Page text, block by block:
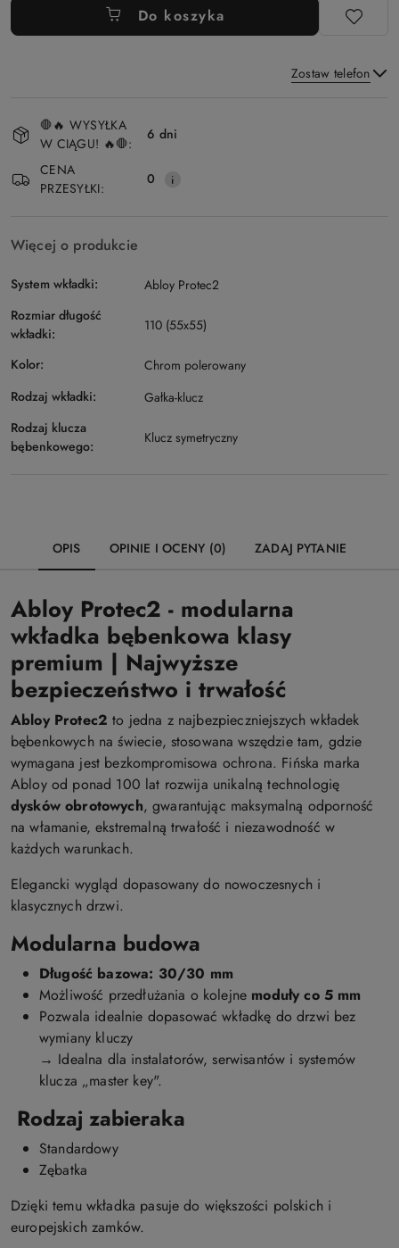
Do koszyka
Zostaw telefon
i
dostawa
🛑🔥 WYSYŁKA
W CIĄGU! 🔥🛑:
6 dni
CENA
PRZESYŁKI:
0
Więcej o produkcie
System wkładki:
Abloy Protec2
Rozmiar długość
wkładki:
110 (55x55)
Kolor:
Chrom polerowany
Rodzaj wkładki:
Gałka-klucz
Rodzaj klucza
bębenkowego:
Klucz symetryczny
OPIS OPINIE I OCENY (0) ZADAJ PYTANIE
Abloy Protec2 - modularna
wkładka bębenkowa klasy
premium | Najwyższe
bezpieczeństwo i trwałość
Abloy Protec2 to jedna z najbezpieczniejszych wkładek
bębenkowych na świecie, stosowana wszędzie tam, gdzie
wymagana jest bezkompromisowa ochrona. Fińska marka
Abloy od ponad 100 lat rozwija unikalną technologię
dysków obrotowych, gwarantując maksymalną odporność
na włamanie, ekstremalną trwałość i niezawodność w
każdych warunkach.
Elegancki wygląd dopasowany do nowoczesnych i
klasycznych drzwi.
Modularna budowa
Długość bazowa: 30/30 mm
Możliwość przedłużania o kolejne moduły co 5 mm
Pozwala idealnie dopasować wkładkę do drzwi bez
wymiany kluczy
→ Idealna dla instalatorów, serwisantów i systemów
klucza „master key".
Rodzaj zabieraka
Standardowy
Zębatka
Dzięki temu wkładka pasuje do większości polskich i
europejskich zamków.